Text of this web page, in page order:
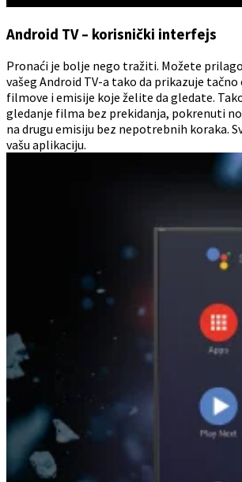
Android TV – korisnički interfejs
Pronaći je bolje nego tražiti. Možete
vašeg Android TV-a tako da prikazuje
filmove i emisije koje želite da gledate.
gledanje filma bez prekidanja, pokrenuti
na drugu emisiju bez nepotrebnih koraka.
vašu aplikaciju.